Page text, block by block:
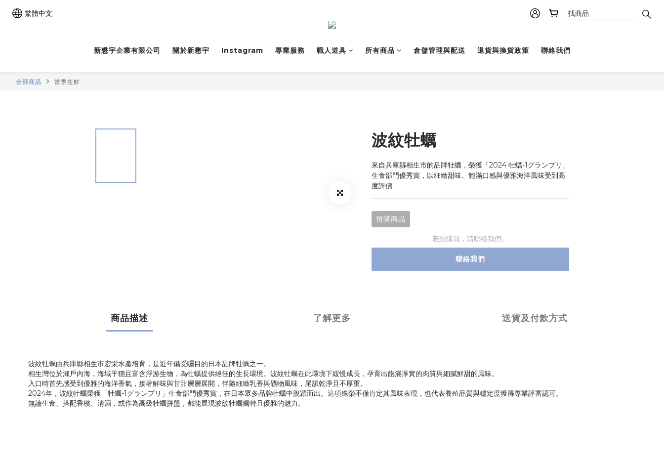
繁體中文
新懋宇企業有限公司 關於新懋宇 Instagram 專業服務 職人道具 所有商品 倉儲管理與配送 退貨與換貨政策 聯絡我們
全部商品 當季生鮮
波紋牡蠣
來自兵庫縣相生市的品牌牡蠣，榮獲「2024 牡蠣-1グランプリ」
生食部門優秀賞，以細緻甜味、飽滿口感與優雅海洋風味受到高
度評價
預購商品
若想購買，請聯絡我們。
聯絡我們
商品描述 了解更多 送貨及付款方式
波紋牡蠣由兵庫縣相生市宏栄水產培育，是近年備受矚目的日本品牌牡蠣之一。
相生灣位於瀨戶內海，海域平穩且富含浮游生物，為牡蠣提供絕佳的生長環境。波紋牡蠣在此環境下緩慢成長，孕育出飽滿厚實的肉質與細膩鮮甜的風味。
入口時首先感受到優雅的海洋香氣，接著鮮味與甘甜層層展開，伴隨細緻乳香與礦物風味，尾韻乾淨且不厚重。
2024年，波紋牡蠣榮獲「牡蠣-1グランプリ」生食部門優秀賞，在日本眾多品牌牡蠣中脫穎而出。這項殊榮不僅肯定其風味表現，也代表養殖品質與穩定度獲得專業評審認可。
無論生食、搭配香檳、清酒，或作為高級牡蠣拼盤，都能展現波紋牡蠣獨特且優雅的魅力。